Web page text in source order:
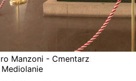
Manzoni - Cmentarz